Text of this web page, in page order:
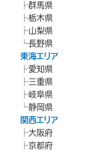
群馬県
栃木県
山梨県
長野県
東海エリア
愛知県
三重県
岐阜県
静岡県
関西エリア
大阪府
京都府